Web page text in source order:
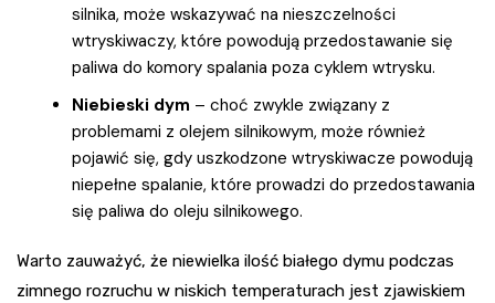
silnika, może wskazywać na nieszczelności
wtryskiwaczy, które powodują przedostawanie się
paliwa do komory spalania poza cyklem wtrysku.
Niebieski dym – choć zwykle związany z
problemami z olejem silnikowym, może również
pojawić się, gdy uszkodzone wtryskiwacze powodują
niepełne spalanie, które prowadzi do przedostawania
się paliwa do oleju silnikowego.
Warto zauważyć, że niewielka ilość białego dymu podczas
zimnego rozruchu w niskich temperaturach jest zjawiskiem